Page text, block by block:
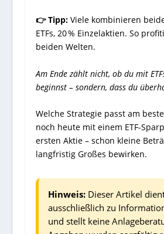
👉 Tipp:Viele kombinieren
ETFs, 20 % Einzelaktien. So
beiden Welten.
Am Ende zählt nicht, ob du mit
beginnst – sondern, dass du
Welche Strategie passt am
noch heute mit einem ETF-
ersten Aktie – schon kleine
langfristig Großes bewirken.
Hinweis:Dieser Artikel
ausschließlich zu
und stellt keine